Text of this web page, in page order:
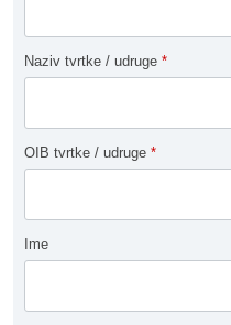
Naziv tvrtke / udruge *
OIB tvrtke / udruge *
Ime